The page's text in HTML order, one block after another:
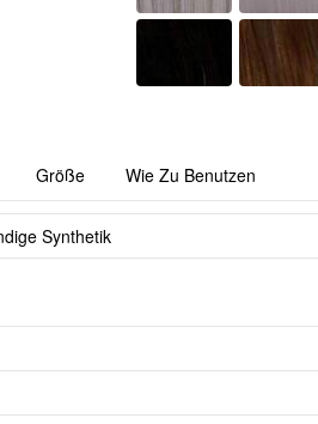
Größe Wie Zu Benutzen
Synthetik